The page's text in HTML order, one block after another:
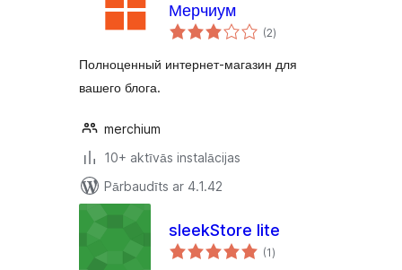
Мерчиум
(2vērtējumu
kopsumma
)
Полноценный интернет-магазин для
вашего блога.
merchium
10+ aktīvās instalācijas
Pārbaudīts ar 4.1.42
sleekStore lite
(1vērtējumu
kopsumma
)